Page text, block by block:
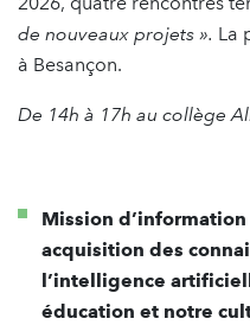
de nouveaux projets ». La
à Besançon.
De 14h à 17h au collège
Mission
acquisition des
l’intelligence
éducation et notre